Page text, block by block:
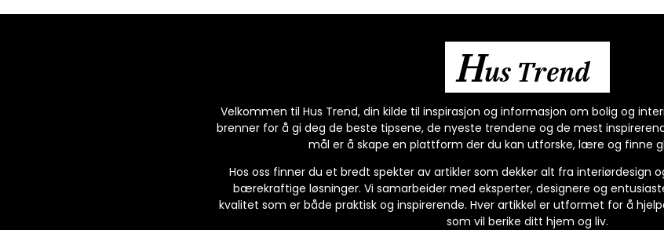
Hus Trend
Velkommen til Hus Trend, din kilde til inspirasjon og informasjon om bolig og
brenner for å gi deg de beste tipsene, de nyeste trendene og de mest
mål er å skape en plattform der du kan utforske, lære og finne
Hos oss finner du et bredt spekter av artikler som dekker alt fra interiørdesign
bærekraftige løsninger. Vi samarbeider med eksperter, designere og
kvalitet som er både praktisk og inspirerende. Hver artikkel er utformet for å
som vil berike ditt hjem og liv.